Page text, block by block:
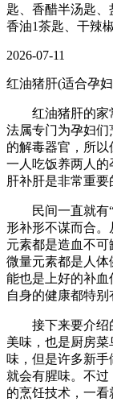
匙、香醋半汤匙、
香油1茶匙、干辣
2026-07-11
红油猪肝(适合孕
红油猪肝的家常
法属专门为孕妇
的解毒器官，所
一人吃饭养两人
肝补肝是非常重要
民间一直就有“
形补形不谋而合
元素都是造血不
微量元素都是人
能也是上好的补
自身的健康都特别
接下来要介绍的
美味，也是厨房
味，但是许多新
就会有腥味。不
的烹饪技术，一看